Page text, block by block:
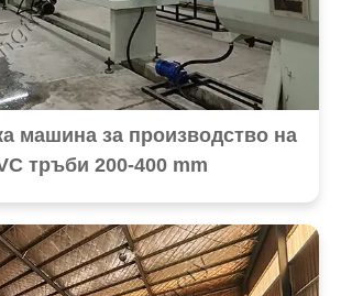
машина за производство на
тръби 200-400 mm